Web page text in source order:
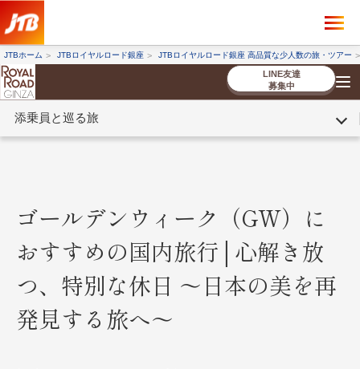
JTBホーム JTBロイヤルロード銀座 JTBロイヤルロード銀座 高品質な少人数の旅・ツアー
LINE友達
募集中
添乗員と巡る旅
条件から探す
条件から探す
キーワード
出発地とエリア
条件から探す
条件から探す
キーワード
出発地とエリア
ゴールデンウィーク（GW）に
おすすめの国内旅行│心解き放
つ、特別な休日 ～日本の美を再
発見する旅へ～
ツアーを探す ×
海外ツアー 国内ツアー